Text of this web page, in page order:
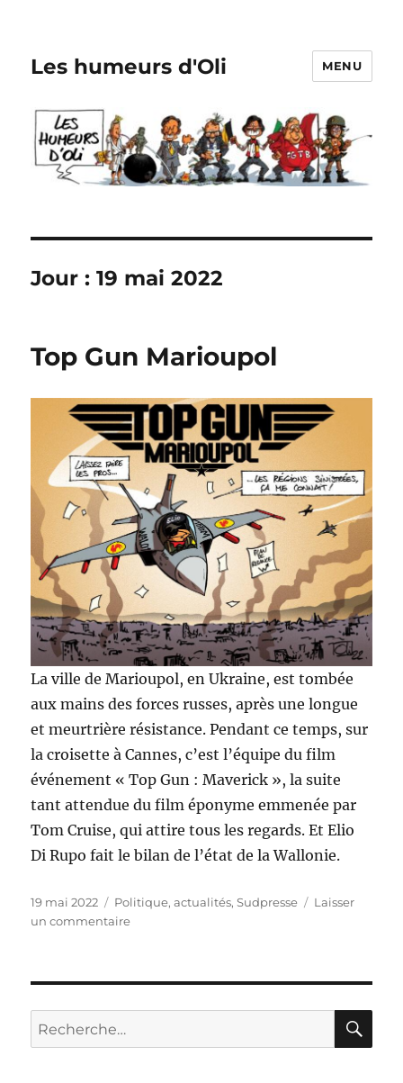
Les humeurs d'Oli MENU
Jour :19 mai 2022
Top Gun Marioupol
La ville de Marioupol, en Ukraine, est tombée
aux mains des forces russes, après une longue
et meurtrière résistance. Pendant ce temps, sur
la croisette à Cannes, c’est l’équipe du film
événement « Top Gun : Maverick », la suite
tant attendue du film éponyme emmenée par
Tom Cruise, qui attire tous les regards. Et Elio
Di Rupo fait le bilan de l’état de la Wallonie.
Publié
le
19 mai 2022 Catégories
Politique, actualités,Sudpresse
Laisser
un commentairesur
Recherche
pour :